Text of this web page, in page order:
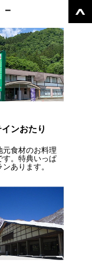
ンおたり
元食材のお料理
す。特典いっぱ
あります。